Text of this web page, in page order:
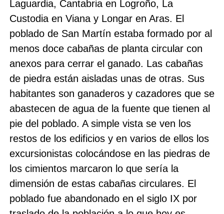
Laguardia, Cantabria en Logroño, La
Custodia en Viana y Longar en Aras. El
poblado de San Martín estaba formado por al
menos doce cabañas de planta circular con
anexos para cerrar el ganado. Las cabañas
de piedra están aisladas unas de otras. Sus
habitantes son ganaderos y cazadores que se
abastecen de agua de la fuente que tienen al
pie del poblado. A simple vista se ven los
restos de los edificios y en varios de ellos los
excursionistas colocándose en las piedras de
los cimientos marcaron lo que sería la
dimensión de estas cabañas circulares. El
poblado fue abandonado en el siglo IX por